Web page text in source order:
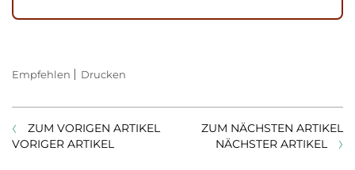
Drucken
Empfehlen
ZUM VORIGEN ARTIKEL
VORIGER ARTIKEL
ZUM NÄCHSTEN ARTIKEL
NÄCHSTER ARTIKEL